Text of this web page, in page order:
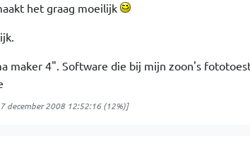
het graag moeilijk
maker 4". Software die bij mijn zoon's
december 2008 12:52:16(12%)]